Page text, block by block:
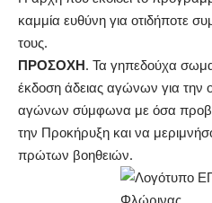
καμμία ευθύνη για οτιδήποτε
τους.
ΠΡΟΣΟΧΗ. Τα γηπεδούχα
έκδοση άδειας αγώνων για την
αγώνων σύμφωνα με όσα
την Προκήρυξη και να
πρώτων βοηθειών.